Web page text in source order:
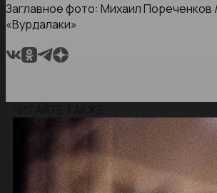
Заглавное фото: Михаил Пореченков
«Вурдалаки»